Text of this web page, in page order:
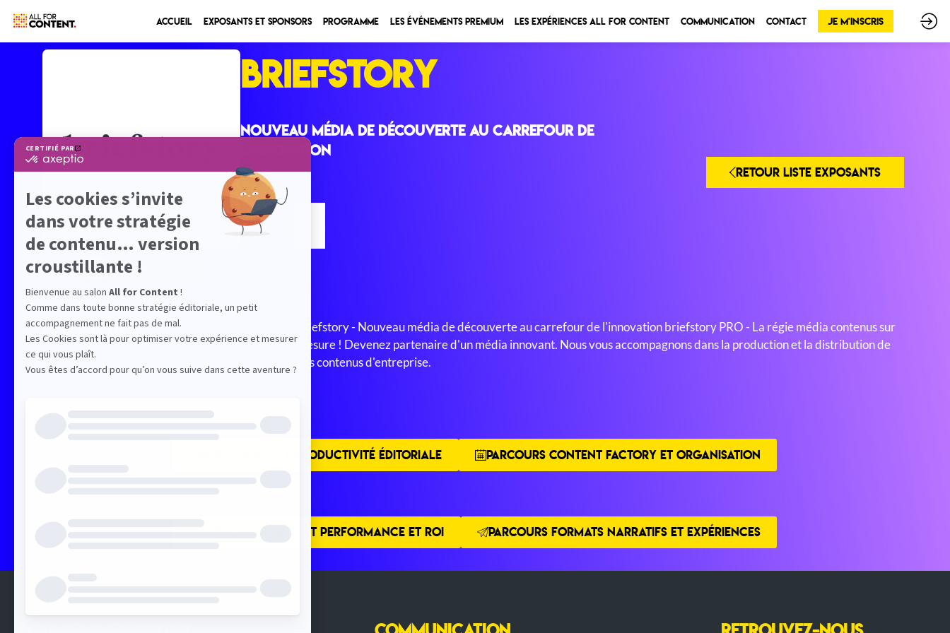
Accueil Exposants et sponsors Programme Les Événements Premium Les expériences All for Content Communication Contact Je m'inscris
RETOUR LISTE EXPOSANTS
BRIEFSTORY
Nouveau média de découverte au carrefour de
l'innovation
STAND
Description
briefstory - Nouveau média de découverte au carrefour de l'innovation briefstory PRO - La régie média contenus sur
mesure ! Devenez partenaire d'un média innovant. Nous vous accompagnons dans la production et la distribution de
vos contenus d'entreprise.
PARCOURS IA ET PRODUCTIVITÉ ÉDITORIALE PARCOURS CONTENT FACTORY ET ORGANISATION
PARCOURS CONTENT PERFORMANCE ET ROI PARCOURS FORMATS NARRATIFS ET EXPÉRIENCES